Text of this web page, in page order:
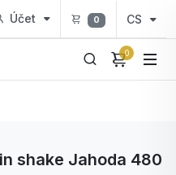
Účet 0 CS
0
shake Jahoda 480